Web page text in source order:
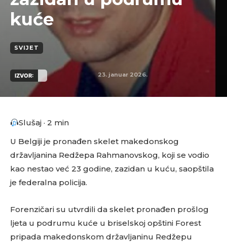
kuće
SVIJET
IZVOR: 23. januar 2026.
Slušaj · 2 min
U Belgiji je pronađen skelet makedonskog
državljanina Redžepa Rahmanovskog, koji se vodio
kao nestao već 23 godine, zazidan u kuću, saopštila
je federalna policija.
Forenzičari su utvrdili da skelet pronađen prošlog
ljeta u podrumu kuće u briselskoj opštini Forest
pripada makedonskom državljaninu Redžepu